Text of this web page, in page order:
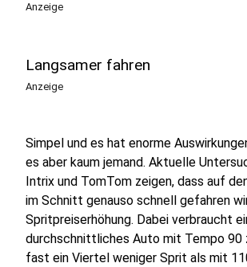
Anzeige
Langsamer fahren
Anzeige
Simpel und es hat enorme
es aber kaum jemand. Aktuelle
Intrix und TomTom zeigen, dass auf
im Schnitt genauso schnell gefahren
Spritpreiserhöhung. Dabei verbraucht
durchschnittliches Auto mit Tempo 90
fast ein Viertel weniger Sprit als mit